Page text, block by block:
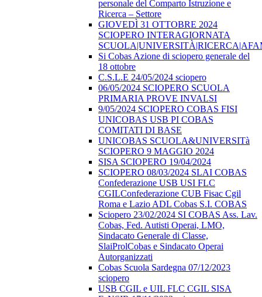
personale del Comparto Istruzione e
Ricerca – Settore
GIOVEDÌ 31 OTTOBRE 2024
SCIOPERO INTERAGIORNATA
Si Cobas Azione di sciopero generale del
18 ottobre
C.S.L.E 24/05/2024 sciopero
06/05/2024 SCIOPERO SCUOLA
PRIMARIA PROVE INVALSI
9/05/2024 SCIOPERO COBAS FISI
UNICOBAS USB PI COBAS
COMITATI DI BASE
UNICOBAS SCUOLA&UNIVERSITà
SCIOPERO 9 MAGGIO 2024
SISA SCIOPERO 19/04/2024
SCIOPERO 08/03/2024 SLAI COBAS
Confederazione USB USI FLC
CGILConfederazione CUB Fisac Cgil
Roma e Lazio ADL Cobas S.I. COBAS
Sciopero 23/02/2024 SI COBAS Ass. Lav.
Cobas, Fed. Autisti Operai, LMO,
Sindacato Generale di Classe,
SlaiProlCobas e Sindacato Operai
Autorganizzati
Cobas Scuola Sardegna 07/12/2023
sciopero
USB CGIL e UIL FLC CGIL SISA